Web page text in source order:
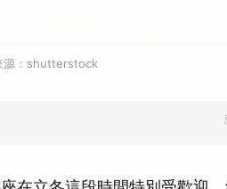
源：shutterstock